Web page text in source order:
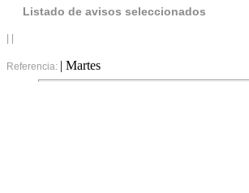
Listado de avisos seleccionados
Referencia: | Martes